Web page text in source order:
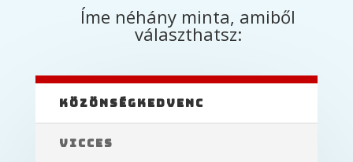
Íme néhány minta, amiből
választhatsz:
KÖZÖNSÉGKEDVENC
VICCES